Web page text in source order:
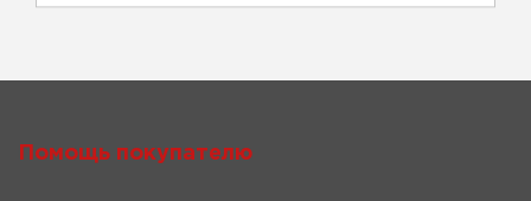
Помощь покупателю